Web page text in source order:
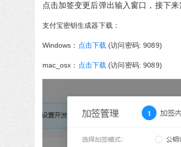
点击加签变更后弹出输入窗口，接下
支付宝密钥生成器下载：
Windows ： 点击下载 (访问密码: 9089)
mac_osx ： 点击下载 (访问密码: 9089)